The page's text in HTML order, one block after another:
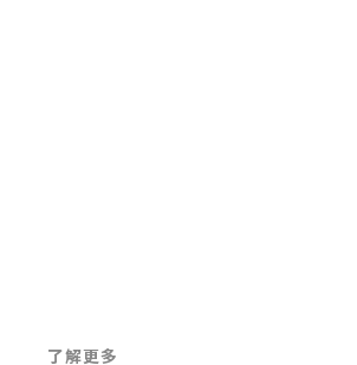
了解更多